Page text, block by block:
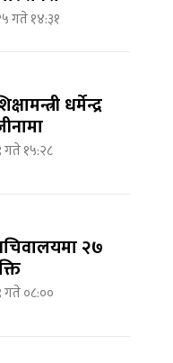
गते १४:३१
धर्मेन्द्र
गते १५:२८
२७
गते ०८:००